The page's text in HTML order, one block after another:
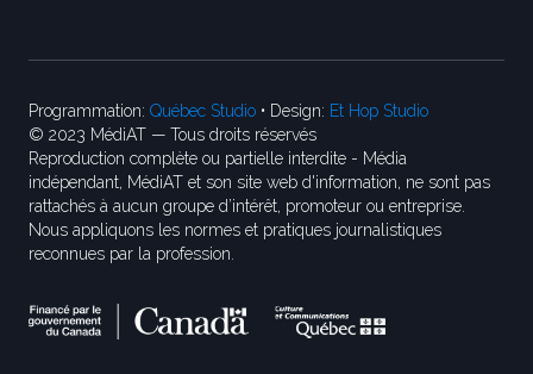
Programmation: Québec Studio • Design: Et Hop Studio
© 2023 MédiAT — Tous droits réservés
Reproduction complète ou partielle interdite - Média
indépendant, MédiAT et son site web d'information, ne sont pas
rattachés à aucun groupe d’intérêt, promoteur ou entreprise.
Nous appliquons les normes et pratiques journalistiques
reconnues par la profession.